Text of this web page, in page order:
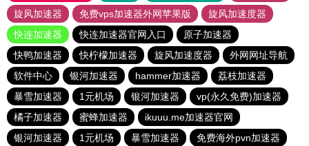
旋风加速器
免费vps加速器外网苹果版
旋风加速度器
快连加速器
快连加速器官网入口
原子加速器
快鸭加速器
快柠檬加速器 旋风加速度器
外网网址导航
软件中心
银河加速器 hammer加速器
荔枝加速器
暴雪加速器
1元机场 银河加速器
vp(永久免费)加速器
橘子加速器
蜜蜂加速器
ikuuu.me加速器官网
银河加速器
1元机场 暴雪加速器 免费海外pvn加速器